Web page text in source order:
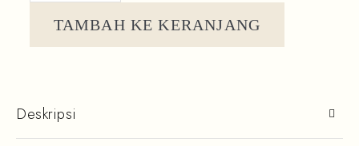
TAMBAH KE KERANJANG
Deskripsi